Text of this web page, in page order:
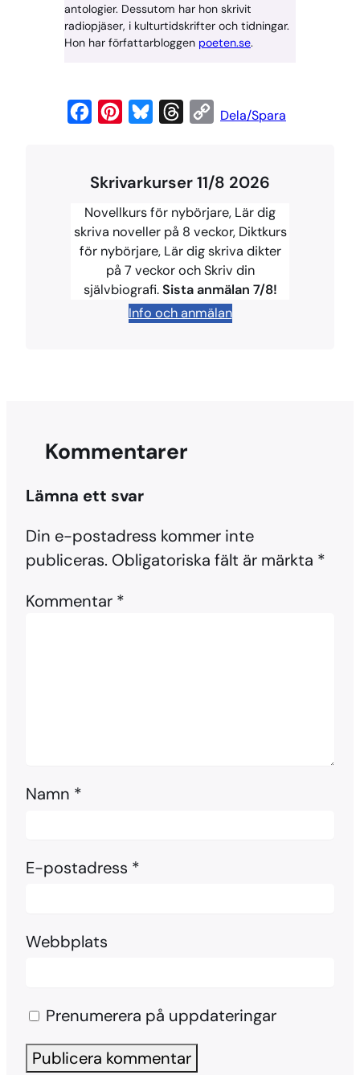
antologier. Dessutom har hon skrivit
radiopjäser, i kulturtidskrifter och tidningar.
Hon har författarbloggen poeten.se.
e
b
o
o
t
e
r
e
s
e
s
k
y
e
a
d
s
C
y
L
i
n
k
Dela/Spara
Skrivarkurser 11/8 2026
Novellkurs för nybörjare, Lär dig
skriva noveller på 8 veckor, Diktkurs
för nybörjare, Lär dig skriva dikter
på 7 veckor och Skriv din
självbiografi.Sista anmälan 7/8!
Info och anmälan
Kommentarer
Lämna ett svar
Din e-postadress kommer inte
publiceras. Obligatoriska fält är märkta *
Kommentar *
Namn *
E-postadress *
Webbplats
Prenumerera på uppdateringar